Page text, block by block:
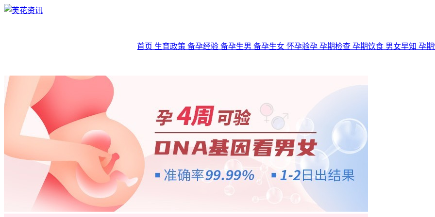
首页 生育政策 备孕经验 备孕生男 备孕生女 怀孕验孕 孕期检查 孕期饮食 男女早知 孕